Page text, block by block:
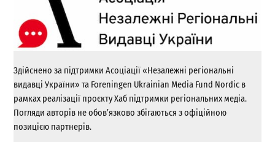
Здійснено за підтримки Асоціації «Незалежні регіональні
видавці України» та Foreningen Ukrainian Media Fund Nordic в
рамках реалізації проєкту Хаб підтримки регіональних медіа.
Погляди авторів не обов’язково збігаються з офіційною
позицією партнерів.